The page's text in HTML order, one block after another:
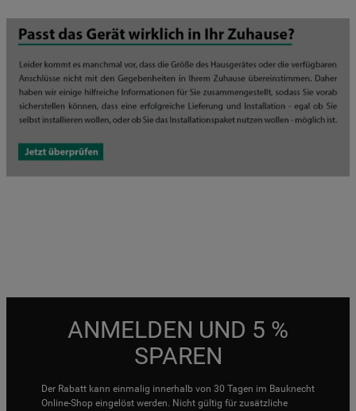
ANMELDEN UND 5 %
SPAREN
Der Rabatt kann einmalig innerhalb von 30 Tagen im Bauknecht
Online-Shop eingelöst werden. Nicht gültig für zusätzliche